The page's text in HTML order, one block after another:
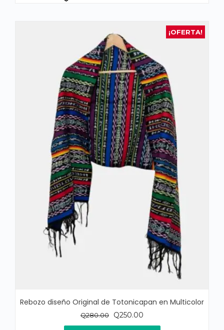
¡OFERTA!
Rebozo diseño Original de Totonicapan en Multicolor
Q280.00
El
precio
Q250.00
precio